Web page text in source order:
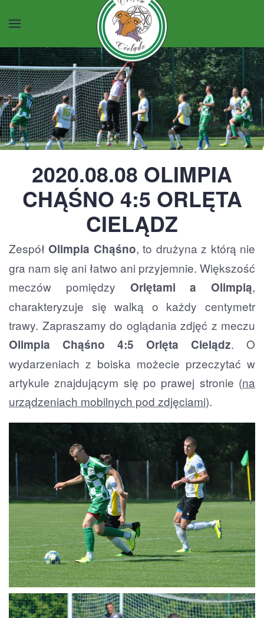
Przejdź do głównej treści
2020.08.08 OLIMPIA
CHĄŚNO 4:5 ORLĘTA
CIELĄDZ
ZespółOlimpia Chąśno, to drużyna z którą nie
gra nam się ani łatwo ani przyjemnie. Większość
meczów pomiędzy Orlętami a Olimpią,
charakteryzuje się walką o każdy centymetr
trawy. Zapraszamy do oglądania zdjęć z meczu
Olimpia Chąśno 4:5 Orlęta Cielądz. O
wydarzeniach z boiska możecie przeczytać w
artykule znajdującym się po prawej stronie (na
urządzeniach mobilnych pod zdjęciami).